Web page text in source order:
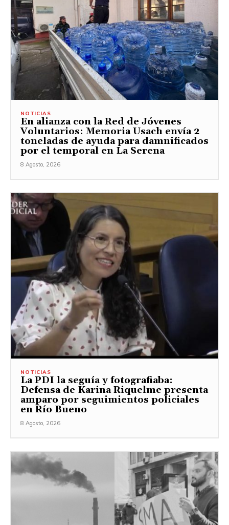
NOTICIAS
En alianza con la Red de Jóvenes
Voluntarios: Memoria Usach envía 2
toneladas de ayuda para damnificados
por el temporal en La Serena
8 Agosto, 2026
NOTICIAS
La PDI la seguía y fotografiaba:
Defensa de Karina Riquelme presenta
amparo por seguimientos policiales
en Río Bueno
8 Agosto, 2026